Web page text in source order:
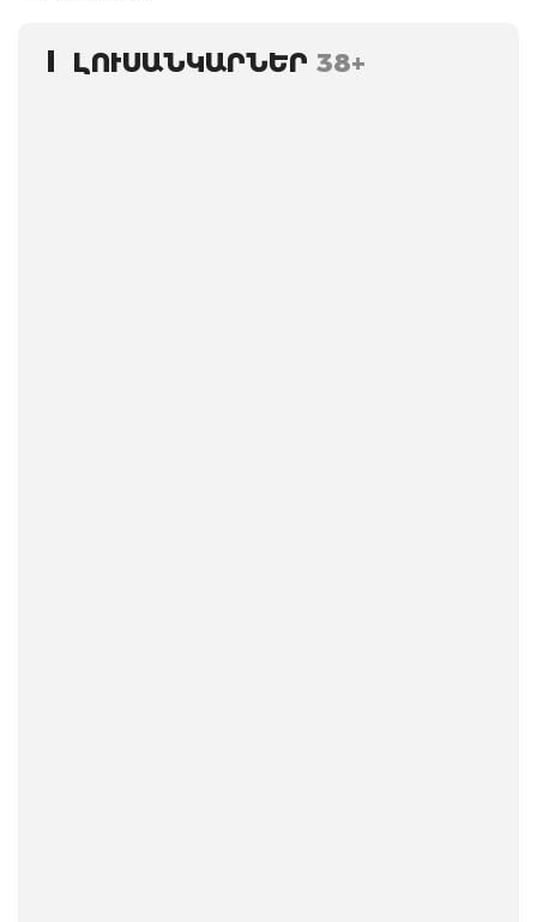
ԼՈՒՍԱՆԿԱՐՆԵՐ 38+